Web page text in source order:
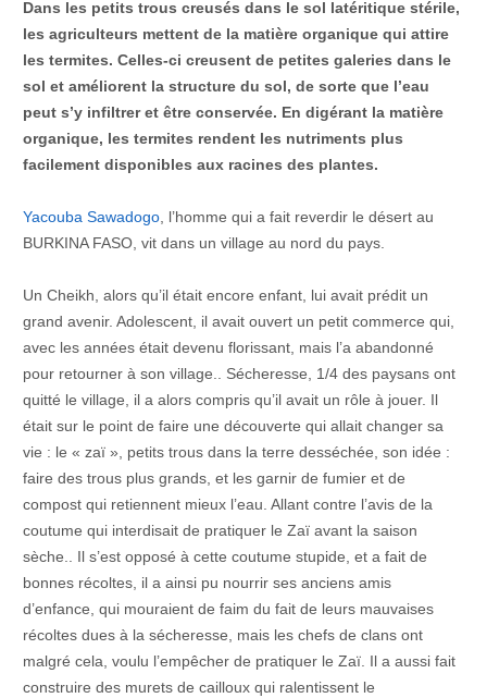
Dans les petits trous creusés dans le sol latéritique stérile,
les agriculteurs mettent de la matière organique qui attire
les termites. Celles-ci creusent de petites galeries dans le
sol et améliorent la structure du sol, de sorte que l’eau
peut s’y infiltrer et être conservée. En digérant la matière
organique, les termites rendent les nutriments plus
facilement disponibles aux racines des plantes.
Yacouba Sawadogo, l’homme qui a fait reverdir le désert au
BURKINA FASO, vit dans un village au nord du pays.
Un Cheikh, alors qu’il était encore enfant, lui avait prédit un
grand avenir. Adolescent, il avait ouvert un petit commerce qui,
avec les années était devenu florissant, mais l’a abandonné
pour retourner à son village.. Sécheresse, 1/4 des paysans ont
quitté le village, il a alors compris qu’il avait un rôle à jouer. Il
était sur le point de faire une découverte qui allait changer sa
vie : le « zaï », petits trous dans la terre desséchée, son idée :
faire des trous plus grands, et les garnir de fumier et de
compost qui retiennent mieux l’eau. Allant contre l’avis de la
coutume qui interdisait de pratiquer le Zaï avant la saison
sèche.. Il s’est opposé à cette coutume stupide, et a fait de
bonnes récoltes, il a ainsi pu nourrir ses anciens amis
d’enfance, qui mouraient de faim du fait de leurs mauvaises
récoltes dues à la sécheresse, mais les chefs de clans ont
malgré cela, voulu l’empêcher de pratiquer le Zaï. Il a aussi fait
construire des murets de cailloux qui ralentissent le